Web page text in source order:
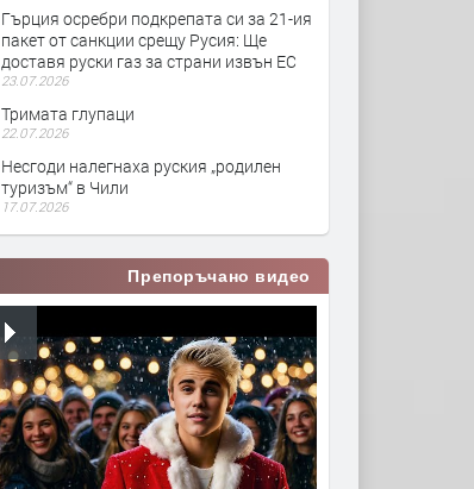
Гърция осребри подкрепата си за 21-ия
пакет от санкции срещу Русия: Ще
доставя руски газ за страни извън ЕС
23.07.2026
Тримата глупаци
22.07.2026
Несгоди налегнаха руския „родилен
туризъм“ в Чили
17.07.2026
Препоръчано видео